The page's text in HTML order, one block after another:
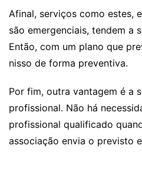
Afinal, serviços como estes,
são emergenciais, tendem a
Então, com um plano que
nisso de forma preventiva.
Por fim, outra vantagem é a
profissional. Não há
profissional qualificado
associação envia o previsto